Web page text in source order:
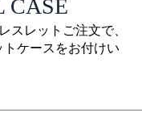
CASE
スレットご注文で、
ケースをお付けい